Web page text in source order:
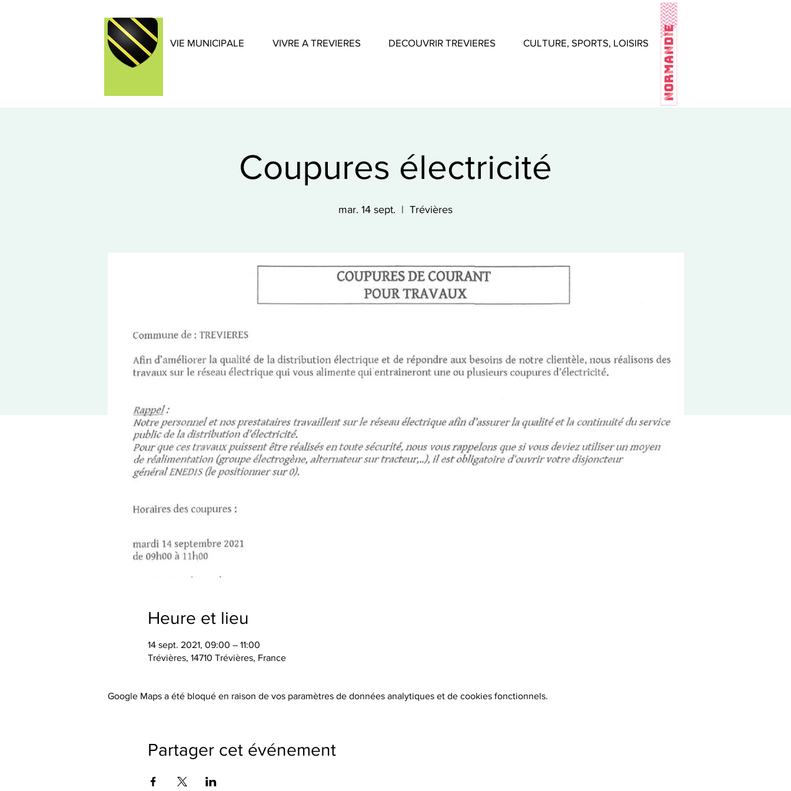
VIE MUNICIPALE VIVRE A TREVIERES DECOUVRIR TREVIERES CULTURE, SPORTS, LOISIRS
Coupures électricité
mar. 14 sept.
  |
Trévières
Heure et lieu
14 sept. 2021, 09:00 – 11:00
Trévières, 14710 Trévières, France
Google Maps a été bloqué en raison de vos paramètres de données analytiques et de cookies fonctionnels.
Partager cet événement